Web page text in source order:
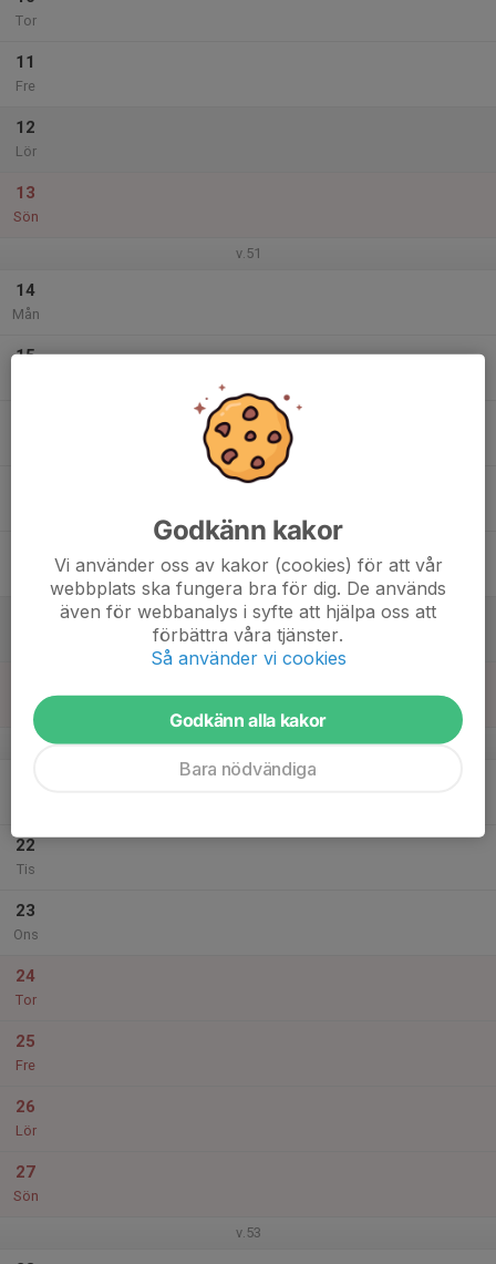
Tor
11
Fre
12
Lör
13
Sön
v.51
14
Mån
15
Sön
v.52
22
Tis
23
Ons
24
Tor
25
Fre
26
Lör
27
Sön
v.53
Godkänn kakor
Vi använder oss av kakor (cookies) för att vår
webbplats ska fungera bra för dig. De används
även för webbanalys i syfte att hjälpa oss att
förbättra våra tjänster.
Så använder vi cookies
Godkänn alla kakor
Bara nödvändiga